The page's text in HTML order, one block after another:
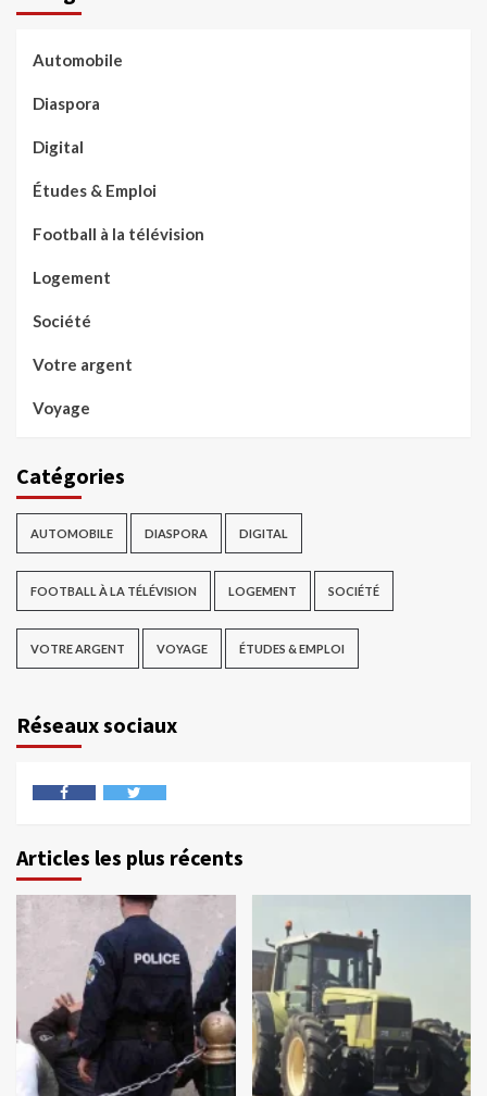
Automobile
Diaspora
Digital
Études & Emploi
Football à la télévision
Logement
Société
Votre argent
Voyage
Catégories
AUTOMOBILE DIASPORA DIGITAL
FOOTBALL À LA TÉLÉVISION LOGEMENT SOCIÉTÉ
VOTRE ARGENT VOYAGE ÉTUDES & EMPLOI
Réseaux sociaux
Articles les plus récents